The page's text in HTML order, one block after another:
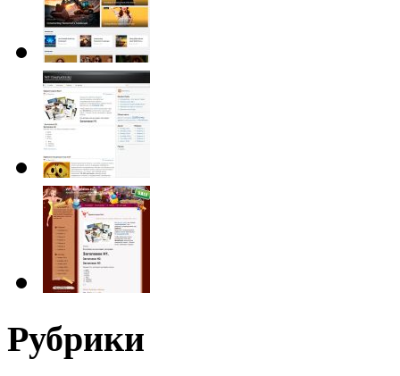
Рубрики